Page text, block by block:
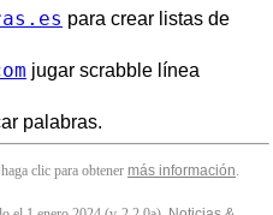
para crear listas de
jugar scrabble línea
palabras.
clic para obtener más información.